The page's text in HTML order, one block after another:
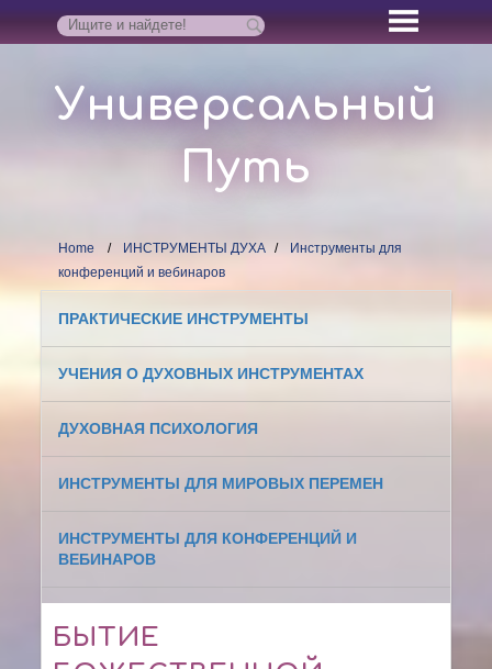
Универсальный
Путь
Home ИНСТРУМЕНТЫ ДУХА
Инструменты для
конференций и вебинаров
ПРАКТИЧЕСКИЕ ИНСТРУМЕНТЫ
УЧЕНИЯ О ДУХОВНЫХ ИНСТРУМЕНТАХ
ДУХОВНАЯ ПСИХОЛОГИЯ
ИНСТРУМЕНТЫ ДЛЯ МИРОВЫХ ПЕРЕМЕН
ИНСТРУМЕНТЫ ДЛЯ КОНФЕРЕНЦИЙ И
ВЕБИНАРОВ
БЫТИЕ